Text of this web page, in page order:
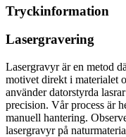
Tryckinformation
Lasergravering
Lasergravyr är en metod
motivet direkt i materialet
använder datorstyrda
precision. Vår process är
manuell hantering.
lasergravyr på